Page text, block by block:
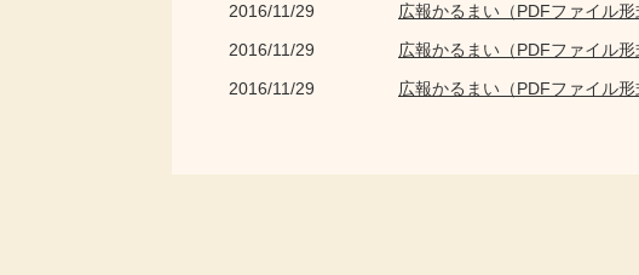
2016/11/29
広報かるまい（PDFファイル形
2016/11/29
広報かるまい（PDFファイル形
2016/11/29
広報かるまい（PDFファイル形